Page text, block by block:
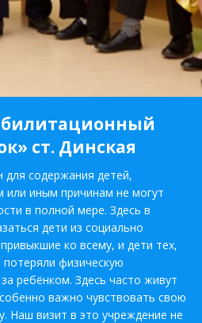
ст. Динская
для содержания детей,
или иным причинам не могут
в полной мере. Здесь в
дети из социально
ко всему, и дети тех,
физическую
ребёнком. Здесь часто живут
важно чувствовать свою
Наш визит в это учреждение не